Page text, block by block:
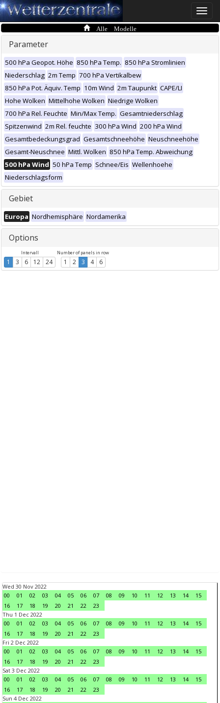
Toggle
Alle Modelle
Parameter
500 hPa Geopot. Höhe 850 hPa Temp. 850 hPa Stromlinien
Niederschlag 2m Temp 700 hPa Vertikalbew
850 hPa Pot. Äquiv. Temp 10m Wind 2m Taupunkt CAPE/LI
Hohe Wolken Mittelhohe Wolken Niedrige Wolken
700 hPa Rel. Feuchte Min/Max Temp. Gesamtniederschlag
Spitzenwind 2m Rel. feuchte 300 hPa Wind 200 hPa Wind
Gesamtbedeckungsgrad Gesamtschneehöhe Neuschneehöhe
Gesamt-Neuschnee Mittl. Wolken 850 hPa Temp. Abweichung
500 hPa Wind 50 hPa Temp Schnee/Eis Wellenhoehe
Niederschlagsform
Gebiet
Europa Nordhemisphäre Nordamerika
Options
Intervall
1 3 6 12 24
Number of panels in row
1 2 3 4 6
Wed 30 Nov 2022
00
01 02 03 04 05 06 07 08 09 10 11 12 13 14
15
16
17 18 19 20 21 22
23
Thu 1 Dec 2022
00
01 02 03 04 05 06 07 08 09 10 11 12 13 14
15
16
17 18 19 20 21 22
23
Fri 2 Dec 2022
00
01 02 03 04 05 06 07 08 09 10 11 12 13 14
15
16
17 18 19 20 21 22
23
Sat 3 Dec 2022
00
01 02 03 04 05 06 07 08 09 10 11 12 13 14
15
16
17 18 19 20 21 22
23
Sun 4 Dec 2022